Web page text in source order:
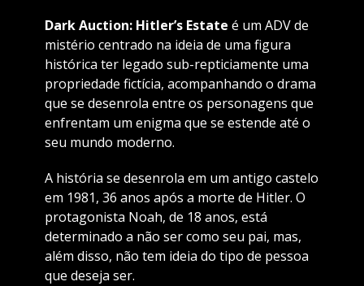
Dark Auction: Hitler’s Estate é um ADV de
mistério centrado na ideia de uma figura
histórica ter legado sub-repticiamente uma
propriedade fictícia, acompanhando o drama
que se desenrola entre os personagens que
enfrentam um enigma que se estende até o
seu mundo moderno.
A história se desenrola em um antigo castelo
em 1981, 36 anos após a morte de Hitler. O
protagonista Noah, de 18 anos, está
determinado a não ser como seu pai, mas,
além disso, não tem ideia do tipo de pessoa
que deseja ser.